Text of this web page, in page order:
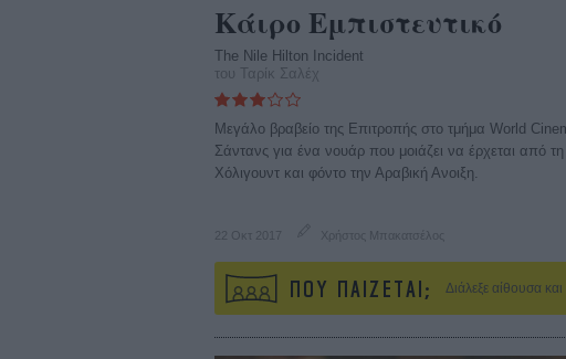
Κάιρο Εμπιστευτικό
The Nile Hilton Incident
του Ταρίκ Σαλέχ
Μεγάλο βραβείο της Επιτροπής στο τμήμα World
Σάντανς για ένα νουάρ που μοιάζει να έρχεται από
Χόλιγουντ και φόντο την Αραβική Ανοιξη.
22 Οκτ 2017 Χρήστος Μπακατσέλος
ΠΟΥ ΠΑΙΖΕΤΑΙ; Διάλεξε αίθουσα